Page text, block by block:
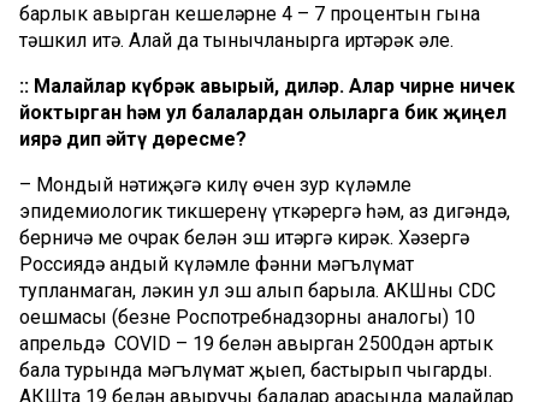
барлык авырган кешеләрнең 4 – 7 процентын гына
тәшкил итә. Алай да тынычланырга иртәрәк әле.
:: Малайлар күбрәк авырый, диләр. Алар чирне ничек
йоктырган һәм ул балалардан олыларга бик җиңел
иярә дип әйтү дөресме?
– Мондый нәтиҗәгә килү өчен зур күләмле
эпидемиологик тикшеренү үткәрергә һәм, аз дигәндә,
берничә мең очрак белән эш итәргә кирәк. Хәзергә
Россиядә андый күләмле фәнни мәгълүмат
тупланмаган, ләкин ул эш алып барыла. АКШның CDC
оешмасы (безнең Роспот­ребнадзорның аналогы) 10
апрельдә COVID – 19 белән авырган 2500дән артык
бала турында мәгълүмат җыеп, бастырып чыгарды.
АКШта 19 белән авыручы балалар арасында малайлар